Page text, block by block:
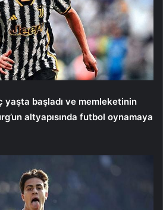
yaşta başladı ve memleketinin
altyapısında futbol oynamaya